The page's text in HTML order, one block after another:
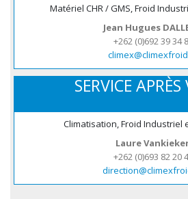
Matériel CHR / GMS, Froid
Jean Hugues
+262 (0)692 39 34
SERVICE
Climatisation, Froid Industriel
Laure
+262 (0)693 82 20